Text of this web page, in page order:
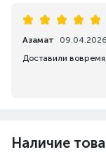
Азамат
09.04.2026
Доставили
Наличие